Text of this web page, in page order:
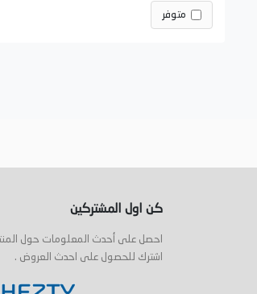
متوفر
كن اول المشتركين
احصل على أحدث المعلومات حول
اشترك للحصول على احدث العروض .